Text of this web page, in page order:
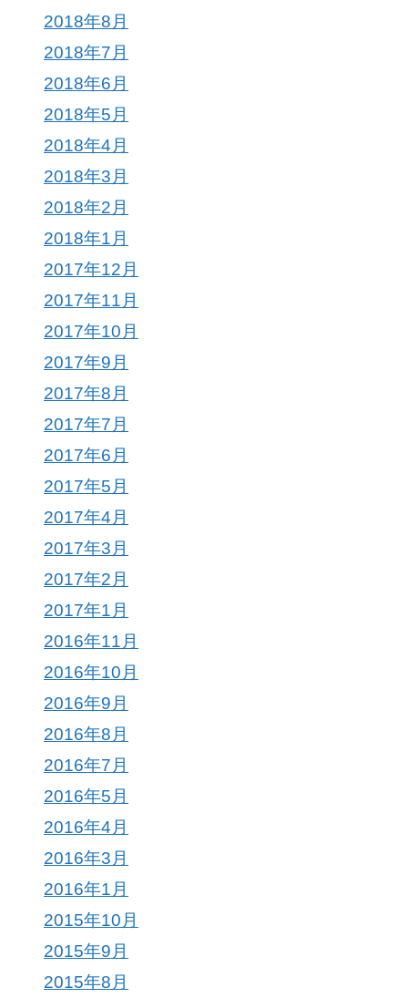
2018年8月
2018年7月
2018年6月
2018年5月
2018年4月
2018年3月
2018年2月
2018年1月
2017年12月
2017年11月
2017年10月
2017年9月
2017年8月
2017年7月
2017年6月
2017年5月
2017年4月
2017年3月
2017年2月
2017年1月
2016年11月
2016年10月
2016年9月
2016年8月
2016年7月
2016年5月
2016年4月
2016年3月
2016年1月
2015年10月
2015年9月
2015年8月